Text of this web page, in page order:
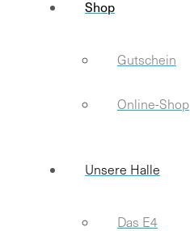
Shop
Gutschein
Online-Shop
Unsere Halle
Das E4